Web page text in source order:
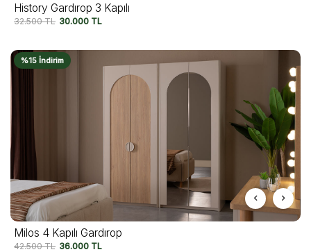
History Gardırop 3 Kapılı
32.500TL 30.000 TL
%15 İndirim
Milos 4 Kapılı Gardırop
42.500TL 36.000 TL